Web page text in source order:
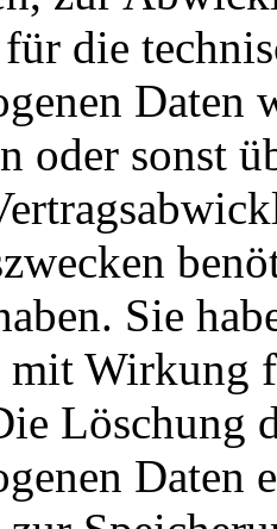
die
Daten
oder sonst
Sie
Wirkung
Löschung